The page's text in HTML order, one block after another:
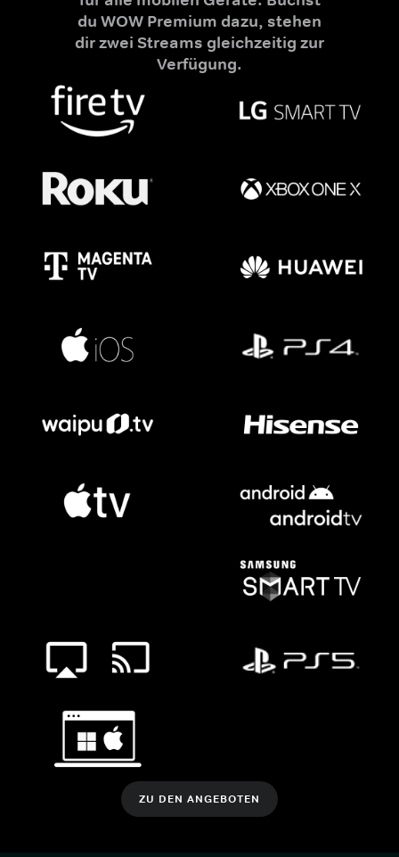
du WOW Premium dazu, stehen
dir zwei Streams gleichzeitig zur
Verfügung.
ZU DEN ANGEBOTEN